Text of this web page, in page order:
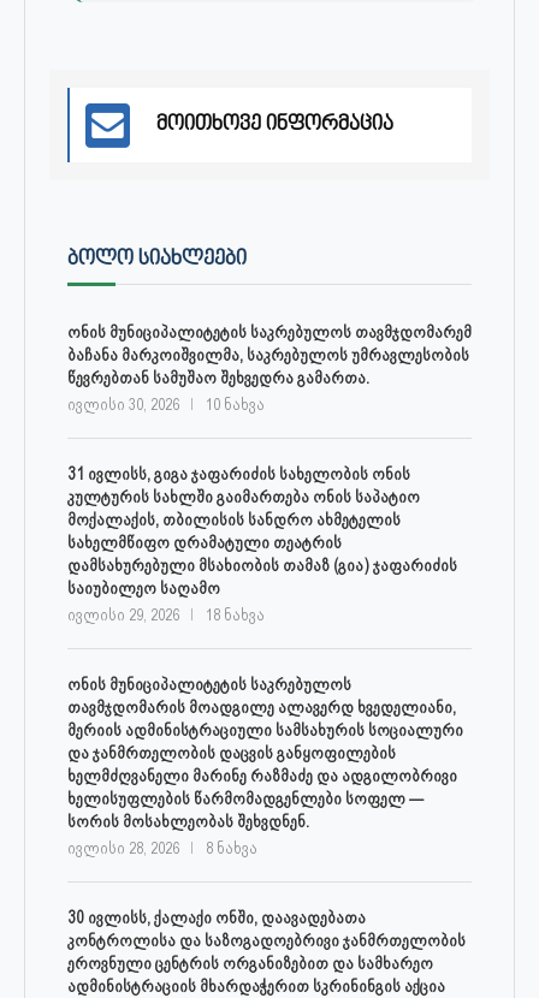
მოითხოვე ინფორმაცია
ᲑᲝᲚᲝ ᲡᲘᲐᲮᲚᲔᲔᲑᲘ
ონის მუნიციპალიტეტის საკრებულოს თავმჯდომარემ
ბაჩანა მარკოიშვილმა, საკრებულოს უმრავლესობის
წევრებთან სამუშაო შეხვედრა გამართა.
ივლისი 30, 2026 10 ნახვა
31 ივლისს, გიგა ჯაფარიძის სახელობის ონის
კულტურის სახლში გაიმართება ონის საპატიო
მოქალაქის, თბილისის სანდრო ახმეტელის
სახელმწიფო დრამატული თეატრის
დამსახურებული მსახიობის თამაზ (გია) ჯაფარიძის
საიუბილეო საღამო
ივლისი 29, 2026 18 ნახვა
ონის მუნიციპალიტეტის საკრებულოს
თავმჯდომარის მოადგილე ალავერდ ხვედელიანი,
მერიის ადმინისტრაციული სამსახურის სოციალური
და ჯანმრთელობის დაცვის განყოფილების
ხელმძღვანელი მარინე რაზმაძე და ადგილობრივი
ხელისუფლების წარმომადგენლები სოფელ —
სორის მოსახლეობას შეხვდნენ.
ივლისი 28, 2026 8 ნახვა
30 ივლისს, ქალაქი ონში, დაავადებათა
კონტროლისა და საზოგადოებრივი ჯანმრთელობის
ეროვნული ცენტრის ორგანიზებით და სამხარეო
ადმინისტრაციის მხარდაჭერით სკრინინგის აქცია